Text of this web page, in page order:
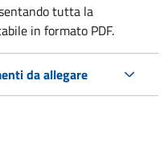
tutta la
in formato PDF.
da allegare